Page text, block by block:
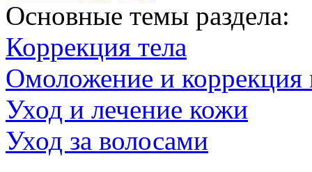
Оcновные темы раздела:
Коррекция тела
Омоложение и коррекция
Уход и лечение кожи
Уход за волосами